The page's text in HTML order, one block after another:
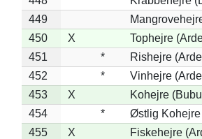
449
450
X
Tophejre
451
*
Rishejre
452
*
Vinhejre
453
X
Kohejre
454
*
Østlig Kohejre
455
X
Fiskehejre